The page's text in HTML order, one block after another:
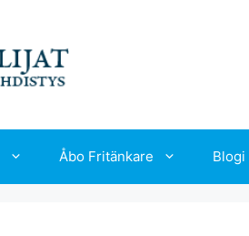
Åbo Fritänkare Blogi